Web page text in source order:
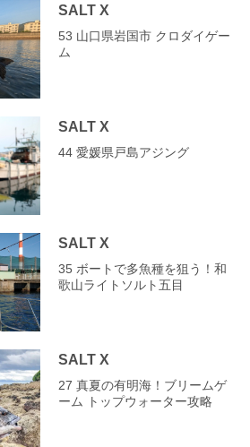
SALT X
53 山口県岩国市 クロダイゲー
ム
SALT X
44 愛媛県戸島アジング
SALT X
35 ボートで多魚種を狙う！和
歌山ライトソルト五目
SALT X
27 真夏の有明海！ブリームゲ
ーム トップウォーター攻略